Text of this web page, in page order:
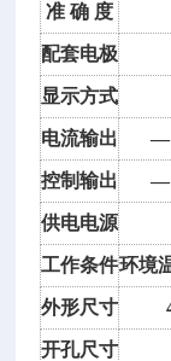
准 确 度
配套电极
显示方式
电流输出
控制输出
供电电源
工作条件环境
外形尺寸
开孔尺寸